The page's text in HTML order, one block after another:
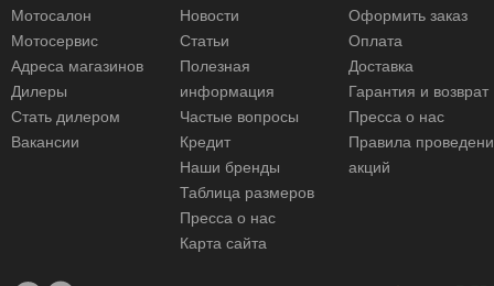
Мотосалон
Мотосервис
Адреса магазинов
Дилеры
Стать дилером
Вакансии
Новости
Статьи
Полезная
информация
Частые вопросы
Кредит
Наши бренды
Таблица размеров
Пресса о нас
Карта сайта
Оформить заказ
Оплата
Доставка
Гарантия и возврат
Пресса о нас
Правила
акций